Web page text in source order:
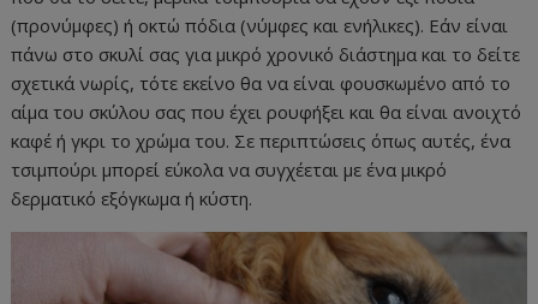
(προνύμφες) ή οκτώ πόδια (νύμφες και ενήλικες). Εάν είναι
πάνω στο σκυλί σας για μικρό χρονικό διάστημα και το δείτε
σχετικά νωρίς, τότε εκείνο θα να είναι φουσκωμένο από το
αίμα του σκύλου σας που έχει ρουφήξει και θα είναι ανοιχτό
καφέ ή γκρι το χρώμα του. Σε περιπτώσεις όπως αυτές, ένα
τσιμπούρι μπορεί εύκολα να συγχέεται με ένα μικρό
δερματικό εξόγκωμα ή κύστη.